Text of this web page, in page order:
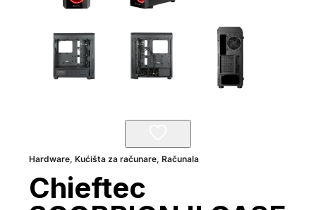
Hardware,Kućišta za računare,Računala
Chieftec